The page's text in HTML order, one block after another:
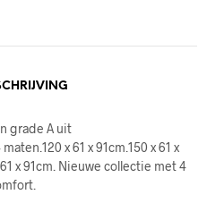
grade A uit
x 61 x 91cm.150 x 61 x
x 91cm. Nieuwe collectie met 4